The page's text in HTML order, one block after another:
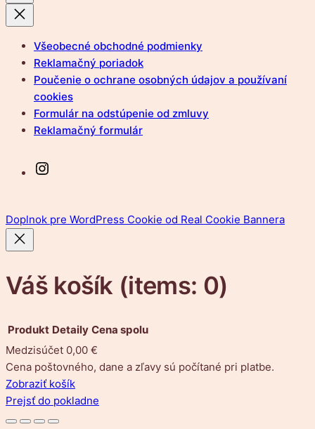
Všeobecné obchodné podmienky
Reklamačný poriadok
Poučenie o ochrane osobných údajov a používaní
cookies
Formulár na odstúpenie od zmluvy
Reklamačný formulár
Doplnok pre WordPress Cookie od Real Cookie Bannera
Váš košík (items: 0)
Produkty
v
Produkt Detaily Cena spolu
Medzisúčet 0,00 €
Cena poštovného, dane a zľavy sú počítané pri platbe.
Zobraziť košík
Prejsť do pokladne